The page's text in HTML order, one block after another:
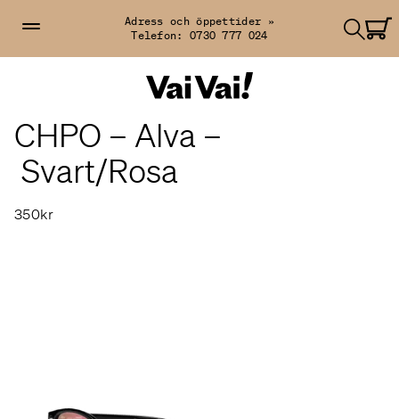
Adress och öppettider »
Telefon: 0730 777 024
CHPO – Alva –
Svart/Rosa
350kr